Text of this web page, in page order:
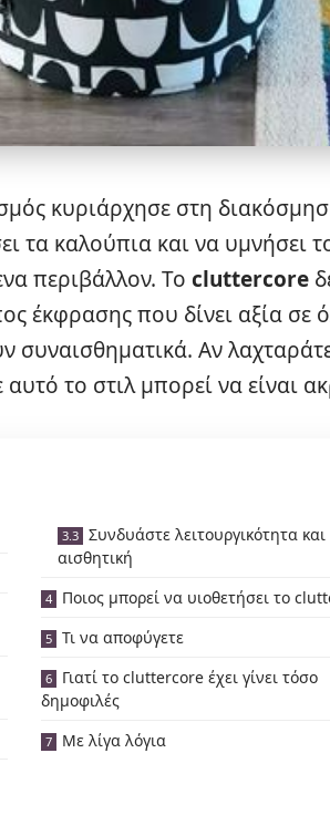
κυριάρχησε στη
τα καλούπια και να υμνήσει
περιβάλλον. Το cluttercore
έκφρασης που δίνει αξία σε
συναισθηματικά. Αν
αυτό το στιλ μπορεί να είναι
Συνδυάστε λειτουργικότητα και
αισθητική
Ποιος μπορεί να υιοθετήσει το
Τι να αποφύγετε
Γιατί το cluttercore έχει γίνει τόσο
δημοφιλές
Με λίγα λόγια